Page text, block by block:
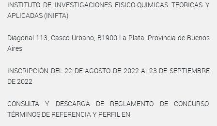
INSTITUTO DE INVESTIGACIONES FISICO-QUIMICAS TEORICAS Y
APLICADAS (INIFTA)
Diagonal 113, Casco Urbano, B1900 La Plata, Provincia de Buenos
Aires
INSCRIPCIÓN DEL 22 DE AGOSTO DE 2022 Al 23 DE SEPTIEMBRE
DE 2022
CONSULTA Y DESCARGA DE REGLAMENTO DE CONCURSO,
TÉRMINOS DE REFERENCIA Y PERFIL EN: